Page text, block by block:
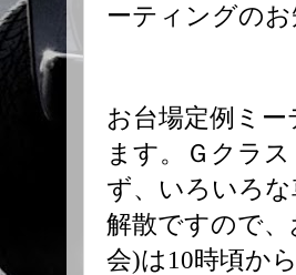
ーティングのお
お台場定例ミ
ます。Ｇクラ
ず、いろいろ
解散ですので
会)は10時頃か